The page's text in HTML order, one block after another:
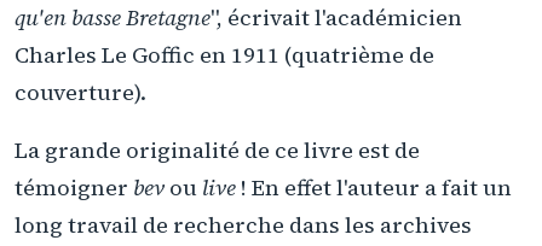
qu'en basse Bretagne", écrivait l'académicien
Charles Le Goffic en 1911 (quatrième de
couverture).
La grande originalité de ce livre est de
témoigner bev ou live ! En effet l'auteur a fait un
long travail de recherche dans les archives